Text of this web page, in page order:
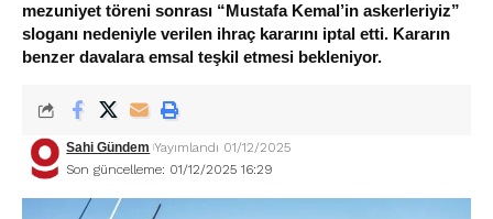
mezuniyet töreni sonrası “Mustafa Kemal’in askerleriyiz”
sloganı nedeniyle verilen ihraç kararını iptal etti. Kararın
benzer davalara emsal teşkil etmesi bekleniyor.
Son güncelleme: 01/12/2025 16:29
Sahi Gündem Yayımlandı 01/12/2025